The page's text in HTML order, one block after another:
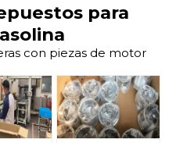
para
con piezas de motor